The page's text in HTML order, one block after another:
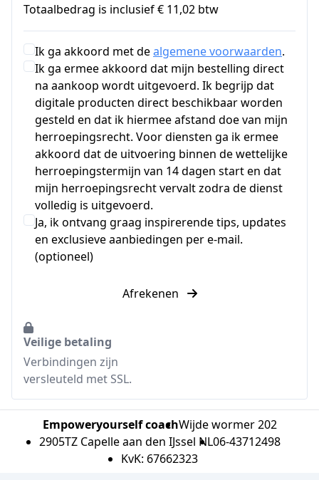
Totaalbedrag is inclusief € 11,02 btw
Ik ga akkoord met dealgemene voorwaarden.
Ik ga ermee akkoord dat mijn bestelling direct
na aankoop wordt uitgevoerd. Ik begrijp dat
digitale producten direct beschikbaar worden
gesteld en dat ik hiermee afstand doe van mijn
herroepingsrecht. Voor diensten ga ik ermee
akkoord dat de uitvoering binnen de wettelijke
herroepingstermijn van 14 dagen start en dat
mijn herroepingsrecht vervalt zodra de dienst
volledig is uitgevoerd.
Ja, ik ontvang graag inspirerende tips, updates
en exclusieve aanbiedingen per e-mail.
(optioneel)
Afrekenen
Veilige betaling
Verbindingen zijn
versleuteld met SSL.
Empoweryourself coachWijde wormer 202
2905TZ Capelle aan den IJssel NL06-43712498
KvK: 67662323